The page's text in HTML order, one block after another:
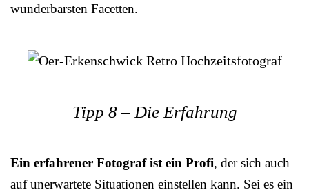
wunderbarsten Facetten.
Tipp 8 – Die Erfahrung
Ein erfahrener Fotograf ist ein Profi, der sich auch
auf unerwartete Situationen einstellen kann. Sei es ein